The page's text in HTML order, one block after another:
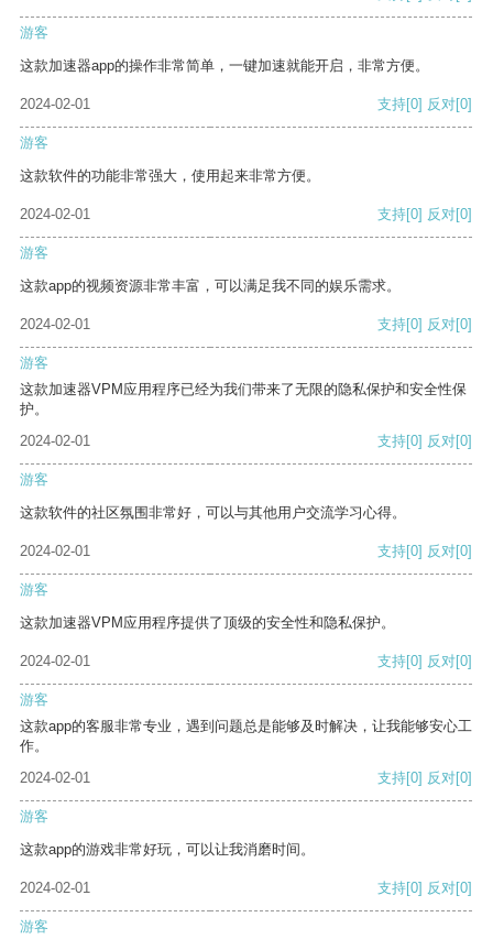
游客
这款加速器app的操作非常简单，一键加速就能开启，非常方便。
2024-02-01 支持[0] 反对[0]
游客
这款软件的功能非常强大，使用起来非常方便。
2024-02-01 支持[0] 反对[0]
游客
这款app的视频资源非常丰富，可以满足我不同的娱乐需求。
2024-02-01 支持[0] 反对[0]
游客
这款加速器VPM应用程序已经为我们带来了无限的隐私保护和安全性保
护。
2024-02-01
支持[0] 反对[0]
游客
这款软件的社区氛围非常好，可以与其他用户交流学习心得。
2024-02-01 支持[0] 反对[0]
游客
这款加速器VPM应用程序提供了顶级的安全性和隐私保护。
2024-02-01 支持[0] 反对[0]
游客
这款app的客服非常专业，遇到问题总是能够及时解决，让我能够安心工
作。
2024-02-01
支持[0] 反对[0]
游客
这款app的游戏非常好玩，可以让我消磨时间。
2024-02-01 支持[0] 反对[0]
游客